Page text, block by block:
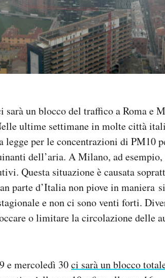
un blocco del traffico a Roma e
ultime settimane in molte città
per le concentrazioni di PM10
dell’aria. A Milano, ad
Questa situazione è causata
parte d’Italia non piove in maniera
e non ci sono venti forti.
o limitare la circolazione delle
e mercoledì 30ci sarà un blocco